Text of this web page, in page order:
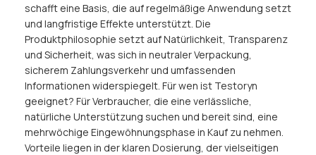
schafft eine Basis, die auf regelmäßige Anwendung setzt
und langfristige Effekte unterstützt. Die
Produktphilosophie setzt auf Natürlichkeit, Transparenz
und Sicherheit, was sich in neutraler Verpackung,
sicherem Zahlungsverkehr und umfassenden
Informationen widerspiegelt. Für wen ist Testoryn
geeignet? Für Verbraucher, die eine verlässliche,
natürliche Unterstützung suchen und bereit sind, eine
mehrwöchige Eingewöhnungsphase in Kauf zu nehmen.
Vorteile liegen in der klaren Dosierung, der vielseitigen